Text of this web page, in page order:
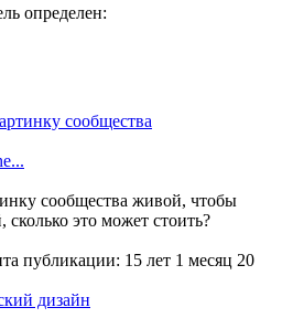
определен:
сообщества
сообщества живой, чтобы
это может стоить?
публикации: 15 лет 1 месяц 20
дизайн